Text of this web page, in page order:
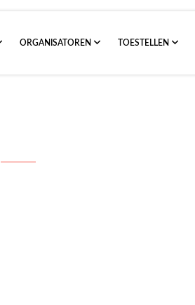
ORGANISATOREN TOESTELLEN